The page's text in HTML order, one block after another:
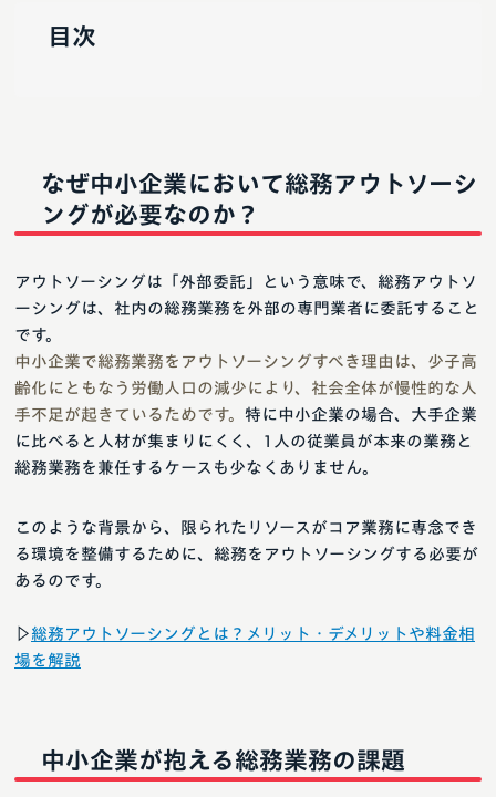
目次
なぜ中小企業において総務アウトソーシ
ングが必要なのか？
アウトソーシングは「外部委託」という意味で、総務アウトソ
ーシングは、社内の総務業務を外部の専門業者に委託すること
です。
中小企業で総務業務をアウトソーシングすべき理由は、少子高
齢化にともなう労働人口の減少により、社会全体が慢性的な人
手不足が起きているためです。 特に中小企業の場合、大手企業
に比べると人材が集まりにくく、1人の従業員が本来の業務と
総務業務を兼任するケースも少なくありません。
このような背景から、限られたリソースがコア業務に専念でき
る環境を整備するために、総務をアウトソーシングする必要が
あるのです。
▷ 総務アウトソーシングとは？メリット・デメリットや料金相
場を解説
中小企業が抱える総務業務の課題